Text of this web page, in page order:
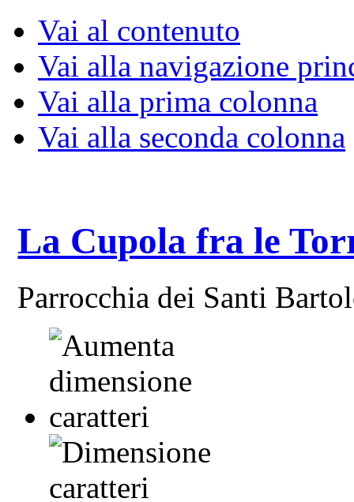
Vai al contenuto
Vai alla navigazione
Vai alla prima colonna
Vai alla seconda colonna
La Cupola fra le
Parrocchia dei Santi